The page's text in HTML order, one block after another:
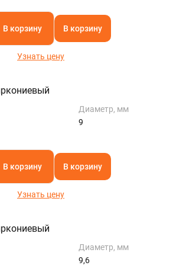
В корзину В корзину
Узнать цену
Диаметр, мм
9
В корзину В корзину
Узнать цену
Диаметр, мм
9,6